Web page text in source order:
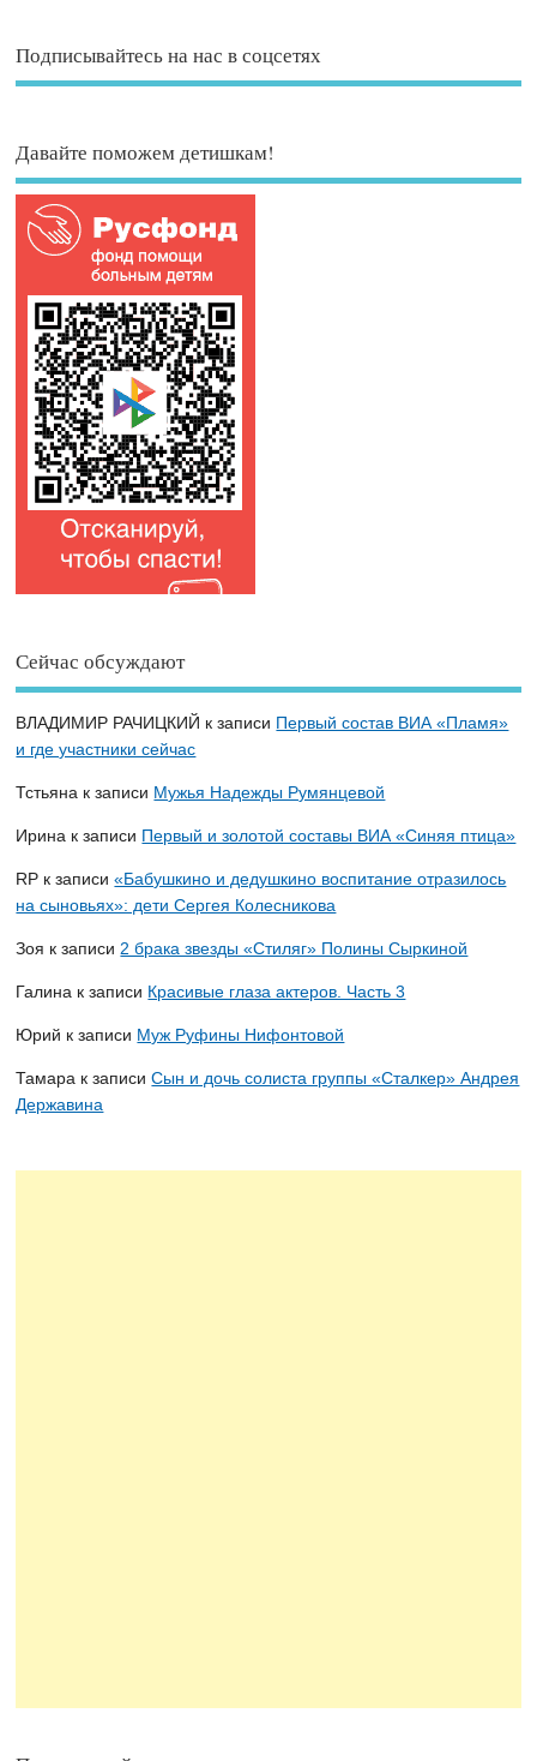
Подписывайтесь на нас в соцсетях
Давайте поможем детишкам!
Сейчас обсуждают
ВЛАДИМИР РАЧИЦКИЙ к записи Первый состав ВИА «Пламя»
и где участники сейчас
Тстьяна к записи Мужья Надежды Румянцевой
Ирина к записи Первый и золотой составы ВИА «Синяя птица»
RP к записи«Бабушкино и дедушкино воспитание отразилось
на сыновьях»: дети Сергея Колесникова
Зоя к записи2 брака звезды «Стиляг» Полины Сыркиной
Галина к записи Красивые глаза актеров. Часть 3
Юрий к записи Муж Руфины Нифонтовой
Тамара к записиСын и дочь солиста группы «Сталкер» Андрея
Державина